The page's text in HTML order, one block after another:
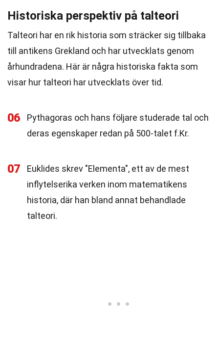
Historiska perspektiv på talteori
Talteori har en rik historia som sträcker sig tillbaka
till antikens Grekland och har utvecklats genom
århundradena. Här är några historiska fakta som
visar hur talteori har utvecklats över tid.
06
Pythagoras och hans följare studerade tal och
deras egenskaper redan på 500-talet f.Kr.
07
Euklides skrev "Elementa", ett av de mest
inflytelserika verken inom matematikens
historia, där han bland annat behandlade
talteori.